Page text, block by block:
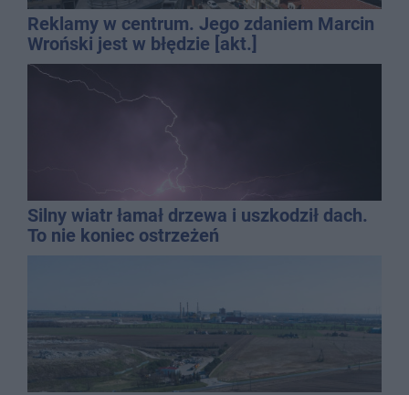
Reklamy w centrum. Jego zdaniem Marcin
Wroński jest w błędzie [akt.]
Silny wiatr łamał drzewa i uszkodził dach.
To nie koniec ostrzeżeń